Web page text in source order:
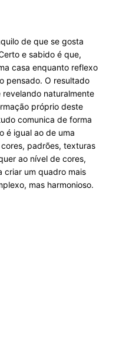
de que se gosta
e sabido é que,
casa enquanto reflexo
pensado. O resultado
naturalmente
próprio deste
comunica de forma
é igual ao de uma
padrões, texturas
ao nível de cores,
criar um quadro mais
mas harmonioso.